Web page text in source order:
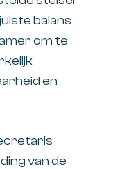
balans
om te
en
van de